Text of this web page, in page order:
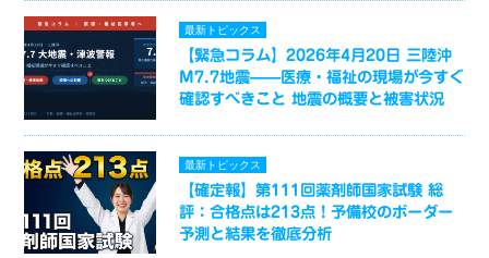
最新トピックス
【緊急コラム】2026年4月20日 三陸沖
M7.7地震——医療・福祉の現場が今すぐ
確認すべきこと 地震の概要と被害状況
最新トピックス
【確定報】第111回薬剤師国家試験 総
評：合格点は213点！予備校のボーダー
予測と結果を徹底分析